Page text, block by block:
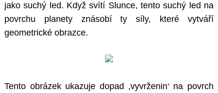
jako suchý led. Když svítí Slunce, tento suchý led na
povrchu planety znásobí ty síly, které vytváří
geometrické obrazce.
Tento obrázek ukazuje dopad ‚vyvrženin‘ na povrch